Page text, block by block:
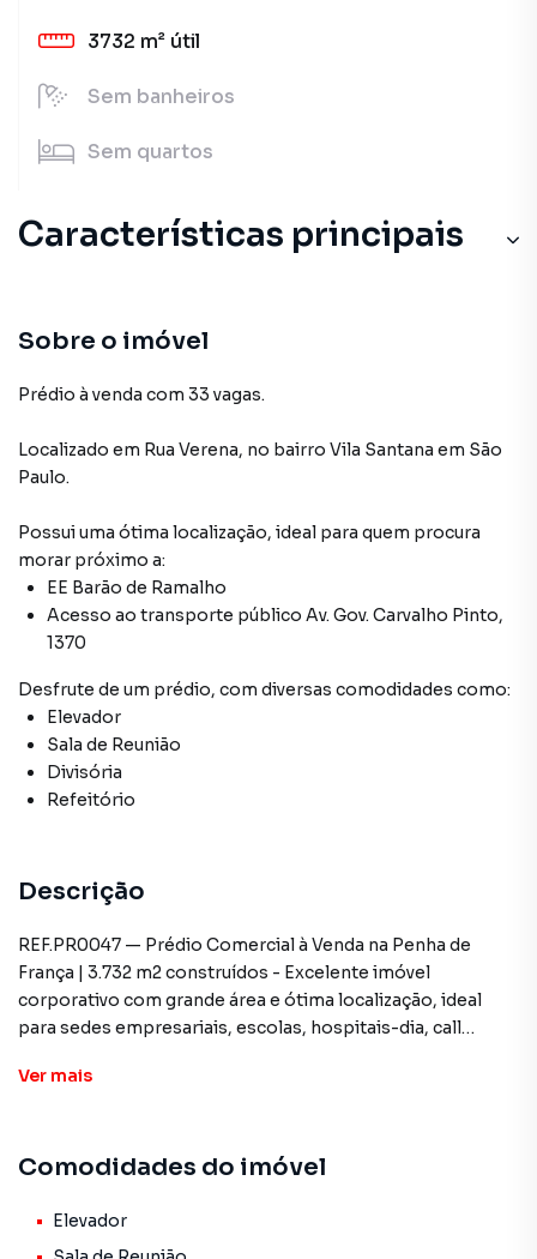
3732 m² útil
Sem banheiros
Sem quartos
Características principais
Sobre o imóvel
Prédio à venda com 33 vagas.
Localizado em Rua Verena, no bairro Vila Santana em São
Paulo.
Possui uma ótima localização, ideal para quem procura
morar próximo a:
EE Barão de Ramalho
Acesso ao transporte público Av. Gov. Carvalho Pinto,
1370
Desfrute de um prédio, com diversas comodidades como:
Elevador
Sala de Reunião
Divisória
Refeitório
Descrição
REF.PR0047 — Prédio Comercial à Venda na Penha de
França | 3.732 m2 construídos - Excelente imóvel
corporativo com grande área e ótima localização, ideal
para sedes empresariais, escolas, hospitais-dia, call
-Área construída: 3.732 m²
-Estado de conservação: excelente
-Localização: próximo ao Parque Tiquatira (Penha de
Ver mais
Comodidades do imóvel
Elevador